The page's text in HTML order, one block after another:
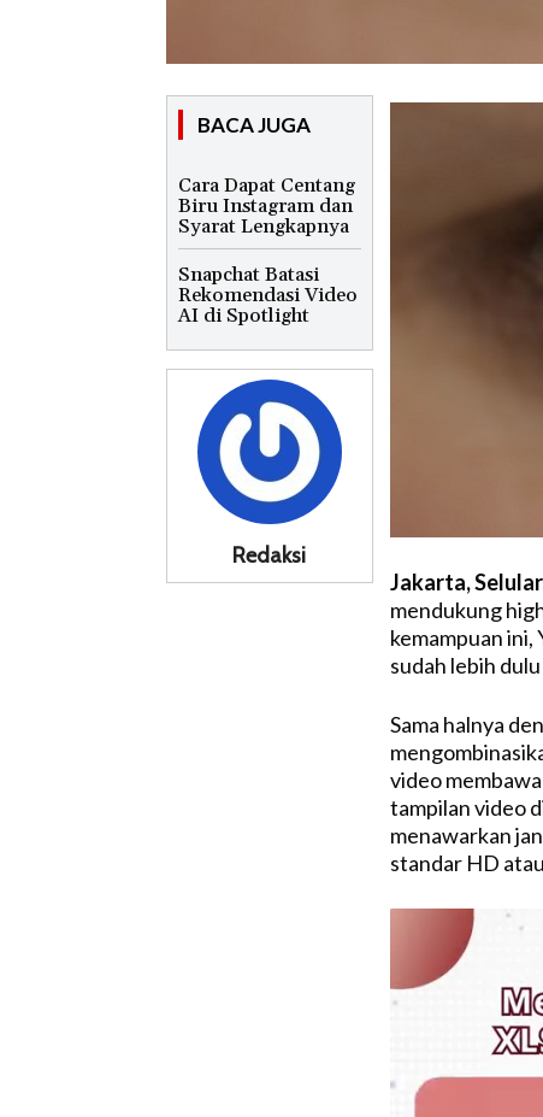
BACA JUGA
Cara Dapat Centang
Biru Instagram dan
Syarat Lengkapnya
Snapchat Batasi
Rekomendasi Video
AI di Spotlight
Redaksi
Jakarta,
mendukung
kemampuan
sudah lebih
Sama halnya
video
tampilan video
menawarkan
standar HD